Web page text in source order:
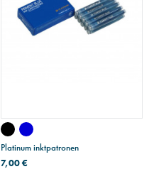
Platinum inktpatronen
7,00 €